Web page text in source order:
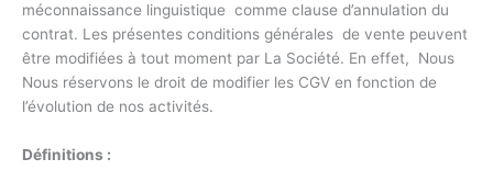
méconnaissance linguistique comme clause d’annulation du
contrat. Les présentes conditions générales de vente peuvent
être modifiées à tout moment par La Société. En effet, Nous
Nous réservons le droit de modifier les CGV en fonction de
l’évolution de nos activités.
Définitions :